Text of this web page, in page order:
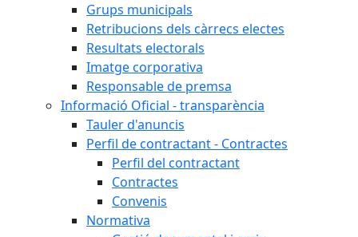
Grups municipals
Retribucions dels càrrecs electes
Resultats electorals
Imatge corporativa
Responsable de premsa
Informació Oficial - transparència
Tauler d'anuncis
Perfil de contractant - Contractes
Perfil del contractant
Contractes
Convenis
Normativa